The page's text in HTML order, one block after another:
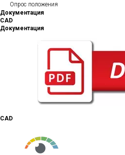
Опрос положения
Документация
CAD
Документация
CAD